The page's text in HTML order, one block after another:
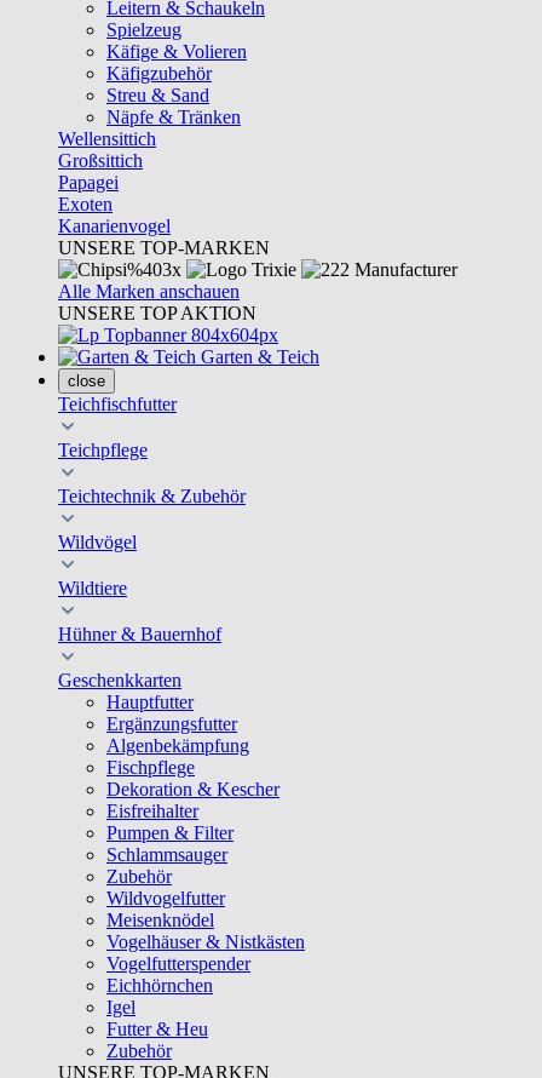
Leitern & Schaukeln
Spielzeug
Käfige & Volieren
Käfigzubehör
Streu & Sand
Näpfe & Tränken
Wellensittich
Großsittich
Papagei
Exoten
Kanarienvogel
UNSERE TOP-MARKEN
Alle Marken anschauen
UNSERE TOP AKTION
Garten & Teich
close
Teichfischfutter
Teichpflege
Teichtechnik & Zubehör
Wildvögel
Wildtiere
Hühner & Bauernhof
Geschenkkarten
Hauptfutter
Ergänzungsfutter
Algenbekämpfung
Fischpflege
Dekoration & Kescher
Eisfreihalter
Pumpen & Filter
Schlammsauger
Zubehör
Wildvogelfutter
Meisenknödel
Vogelhäuser & Nistkästen
Vogelfutterspender
Eichhörnchen
Igel
Futter & Heu
Zubehör
UNSERE TOP-MARKEN